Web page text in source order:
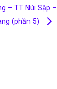
– TT Núi Sập –
(phần 5)